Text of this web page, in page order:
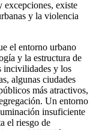
excepciones, existe
y la violencia
el entorno urbano
y la estructura de
incivilidades y los
algunas ciudades
más atractivos,
Un entorno
insuficiente
el riesgo de